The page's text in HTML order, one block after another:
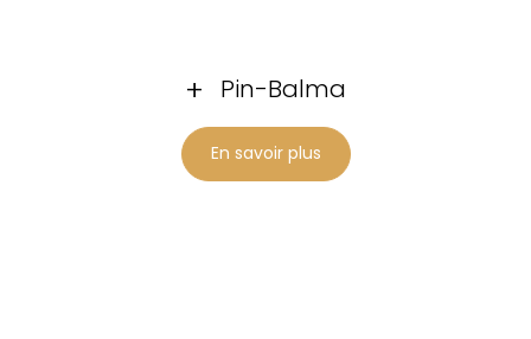
Pin-Balma
En savoir plus